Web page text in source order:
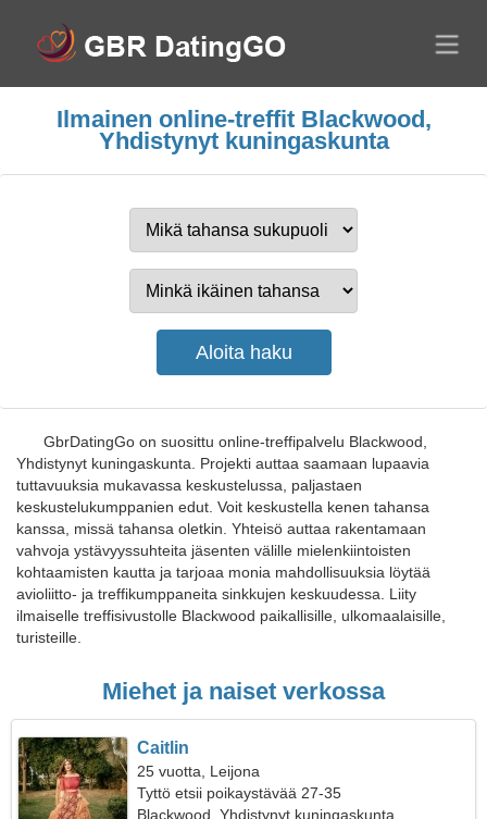
Ilmainen online-treffit Blackwood,
Yhdistynyt kuningaskunta
GbrDatingGo on suosittu online-treffipalvelu Blackwood,
Yhdistynyt kuningaskunta. Projekti auttaa saamaan lupaavia
tuttavuuksia mukavassa keskustelussa, paljastaen
keskustelukumppanien edut. Voit keskustella kenen tahansa
kanssa, missä tahansa oletkin. Yhteisö auttaa rakentamaan
vahvoja ystävyyssuhteita jäsenten välille mielenkiintoisten
kohtaamisten kautta ja tarjoaa monia mahdollisuuksia löytää
avioliitto- ja treffikumppaneita sinkkujen keskuudessa. Liity
ilmaiselle treffisivustolle Blackwood paikallisille, ulkomaalaisille,
turisteille.
Miehet ja naiset verkossa
Caitlin
25 vuotta, Leijona
Tyttö etsii poikaystävää 27-35
Blackwood, Yhdistynyt kuningaskunta